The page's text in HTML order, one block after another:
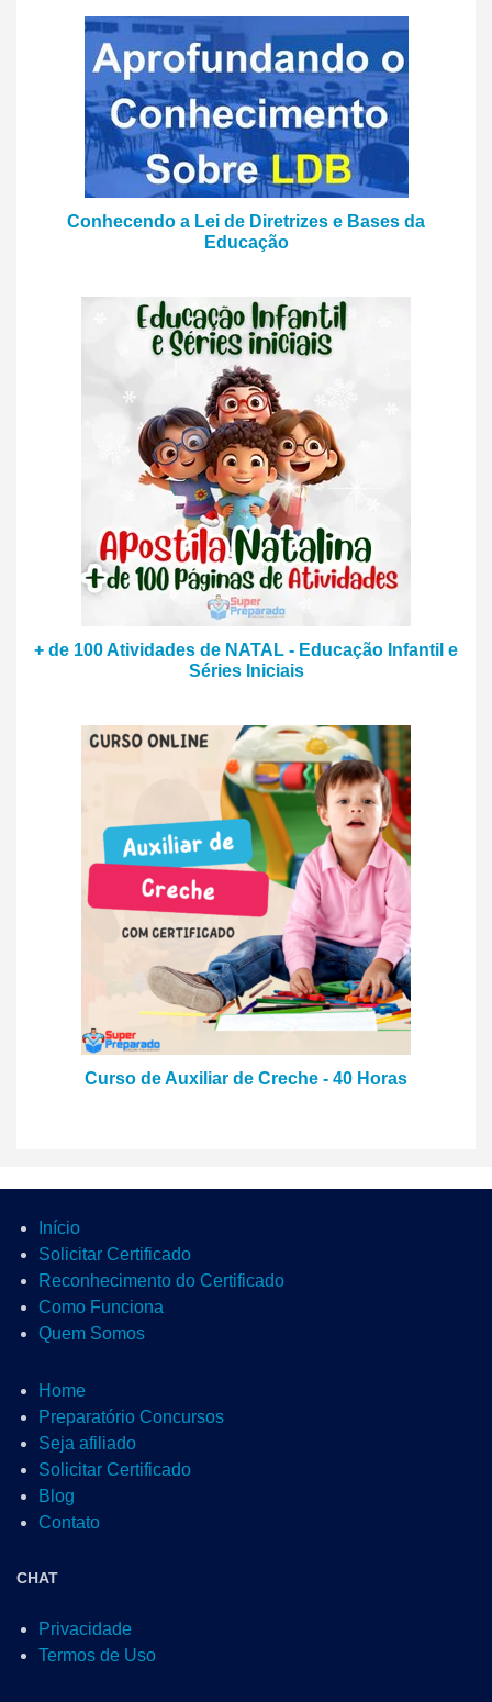
Conhecendo a Lei de Diretrizes e Bases da
Educação
+ de 100 Atividades de NATAL - Educação Infantil e
Séries Iniciais
Curso de Auxiliar de Creche - 40 Horas
Início
Solicitar Certificado
Reconhecimento do Certificado
Como Funciona
Quem Somos
Home
Preparatório Concursos
Seja afiliado
Solicitar Certificado
Blog
Contato
CHAT
Privacidade
Termos de Uso